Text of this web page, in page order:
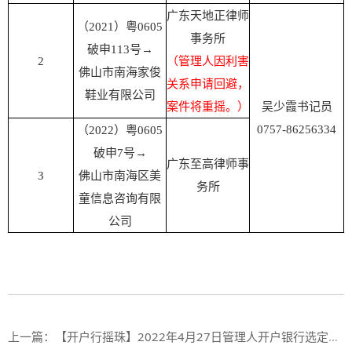
2
（2021）粤0605
破申113号→
佛山市南海家俊
鞋业有限公司
广东天地正律师
事务所
（管理人因利害
关系申请回避，
案件将重摇。）
吴少霞书记员
0757-86256334
3
（2022）粤0605
破申7号→
佛山市南海区美
童信息咨询有限
公司
广东至高律师事
务所
上一篇： 【开户行摇珠】2022年4月27日管理人开户银行选定摇珠结果（第二十七期）